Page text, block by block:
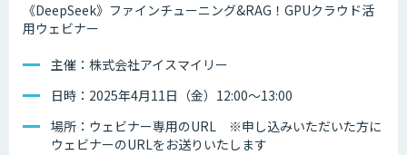
《DeepSeek》ファインチューニング&RAG！GPUクラウド活
用ウェビナー
主催：株式会社アイスマイリー
日時：2025年4月11日（金）12:00～13:00
場所：ウェビナー専用のURL ※申し込みいただいた方に
ウェビナーのURLをお送りいたします